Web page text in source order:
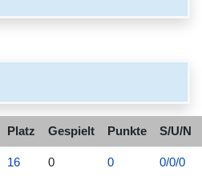
Platz Gespielt Punkte S/U/N
16 0 0 0/0/0